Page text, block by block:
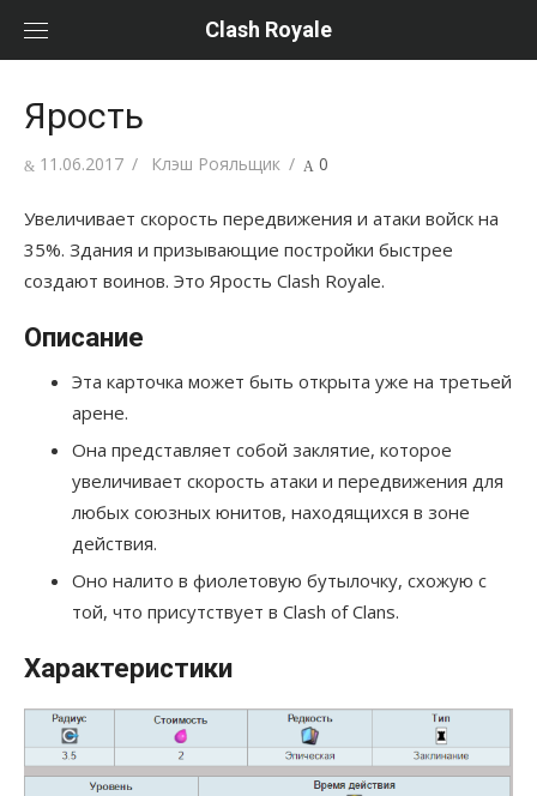
Clash Royale
Ярость
Posted
11.06.2017 Author
Клэш Рояльщик 0
Увеличивает скорость передвижения и атаки войск на
35%. Здания и призывающие постройки быстрее
создают воинов. Это Ярость Clash Royale.
Описание
Эта карточка может быть открыта уже на третьей
арене.
Она представляет собой заклятие, которое
увеличивает скорость атаки и передвижения для
любых союзных юнитов, находящихся в зоне
действия.
Оно налито в фиолетовую бутылочку, схожую с
той, что присутствует в Clash of Clans.
Характеристики